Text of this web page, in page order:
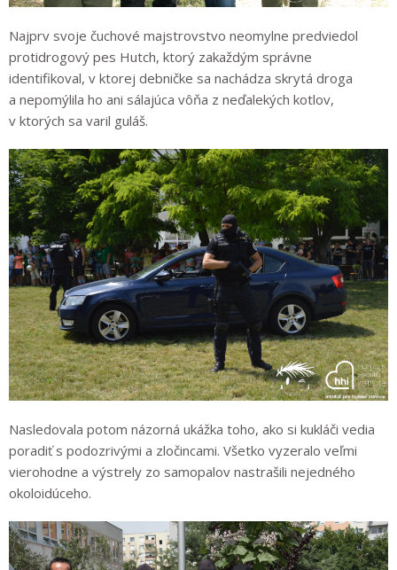
Najprv svoje čuchové majstrovstvo neomylne predviedol
protidrogový pes Hutch, ktorý zakaždým správne
identifikoval, v ktorej debničke sa nachádza skrytá droga
a nepomýlila ho ani sálajúca vôňa z neďalekých kotlov,
v ktorých sa varil guláš.
Nasledovala potom názorná ukážka toho, ako si kukláči vedia
poradiť s podozrivými a zločincami. Všetko vyzeralo veľmi
vierohodne a výstrely zo samopalov nastrašili nejedného
okoloidúceho.